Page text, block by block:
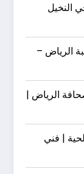
النخيل
الرياض –
الرياض |
| فني